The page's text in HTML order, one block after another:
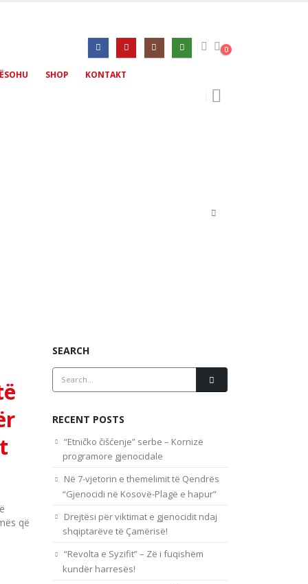
0
SHOP KONTAKT
që
SEARCH
RECENT POSTS
“Etničko čišćenje” serbe – Kornizë
programore gjenocidale
Në 7-vjetorin e themelimit të Qendrës
“Gjenocidi në Kosovë-Plagë e hapur”
Drejtësi për viktimat e gjenocidit ndaj
shqiptarëve të Çamërisë!
“Revolta e Syzifit” – Zë i fuqishëm
kundër harresës!